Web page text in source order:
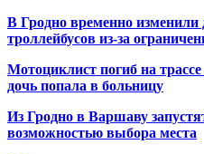
В Гродно временно изменили
троллейбусов из-за
Мотоциклист погиб на
дочь попала в больницу
Из Гродно в Варшаву
возможностью выбора места